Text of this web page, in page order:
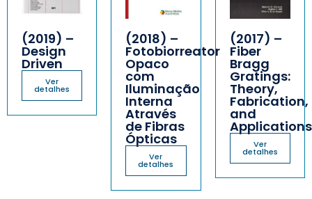
(2019) –
Design
Driven
Ver
detalhes
(2018) –
Fotobiorreator
Opaco
com
Iluminação
Interna
Através
de Fibras
Ópticas
Ver
detalhes
(2017) –
Fiber
Bragg
Gratings:
Theory,
Fabrication,
and
Applications
Ver
detalhes